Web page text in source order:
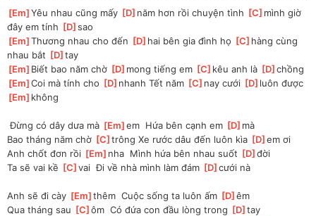
[Em ]
Yêu nhau cũng mấy [D ]năm hơn rồi chuyện tình [C ]mình giờ
đây em tính [D ]
sao
[Em ]
Thương nhau cho đến [D ]hai bên gia đình họ [C ]hàng cùng
nhau bắt [D ]tay
[Em ]Biết bao năm chờ [D ]mong tiếng em [C ]kêu anh là [D ]
chồng
[Em ]
Coi mà tính cho [D ]nhanh Tết năm [C ]nay cưới [D ]luôn được
Em ]không
Đừng có dây dưa mà [Em ]
em  Hứa bên cạnh em [D ]mà
Bao tháng năm chờ [C ]trông Xe rước dâu đến luôn kìa [D ]
em ơi
Anh chốt đơn rồi [Em ]nha  Mình hứa bên nhau suốt [D ]
đời
Ta sẽ vai kề [C ]
vai  Đi về nhà mình làm đám [D ]
cưới nà
Anh sẽ đi cày [Em ]thêm  Cuộc sống ta luôn ấm [D ]
êm
Qua tháng sau [C ]
ôm  Có đứa con đầu lòng trong [D ]tay